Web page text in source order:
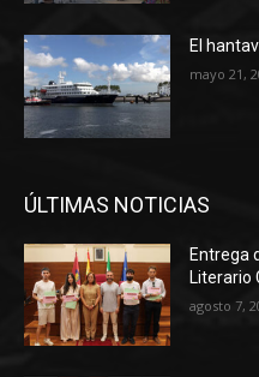
El
mayo 21,
ÚLTIMAS NOTICIAS
Entrega
Literario
agosto 7,